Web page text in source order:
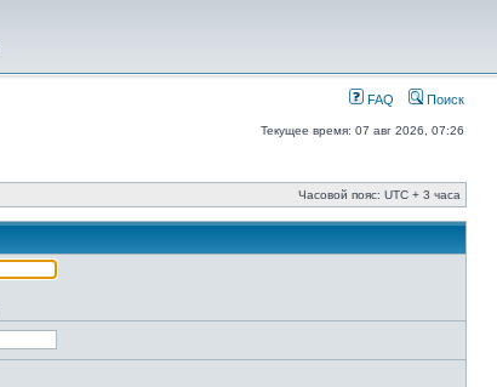
FAQ Поиск
Текущее время: 07 авг 2026, 07:26
Часовой пояс: UTC + 3 часа